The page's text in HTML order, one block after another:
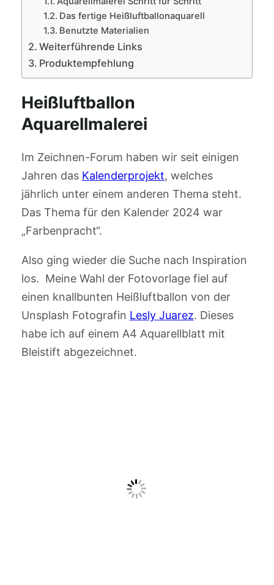
Das fertige Heißluftballonaquarell
Benutzte Materialien
Weiterführende Links
Produktempfehlung
Heißluftballon
Aquarellmalerei
Im Zeichnen-Forum haben wir seit einigen
Jahren das Kalenderprojekt, welches
jährlich unter einem anderen Thema steht.
Das Thema für den Kalender 2024 war
„Farbenpracht“.
Also ging wieder die Suche nach Inspiration
los. Meine Wahl der Fotovorlage fiel auf
einen knallbunten Heißluftballon von der
Unsplash Fotografin Lesly Juarez. Dieses
habe ich auf einem A4 Aquarellblatt mit
Bleistift abgezeichnet.